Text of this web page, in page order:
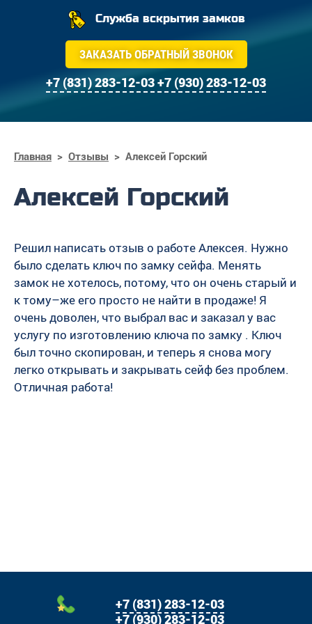
Главная > Отзывы > Алексей Горский
Алексей Горский
Решил написать отзыв о работе Алексея. Нужно
было сделать ключ по замку сейфа. Менять
замок не хотелось, потому, что он очень старый и
к тому–же его просто не найти в продаже! Я
очень доволен, что выбрал вас и заказал у вас
услугу по изготовлению ключа по замку . Ключ
был точно скопирован, и теперь я снова могу
легко открывать и закрывать сейф без проблем.
Отличная работа!
+7 (831) 283-12-03
+7 (930) 283-12-03
Служба вскрытия замков
ЗАКАЗАТЬ ОБРАТНЫЙ ЗВОНОК
+7 (831) 283-12-03+7 (930) 283-12-03